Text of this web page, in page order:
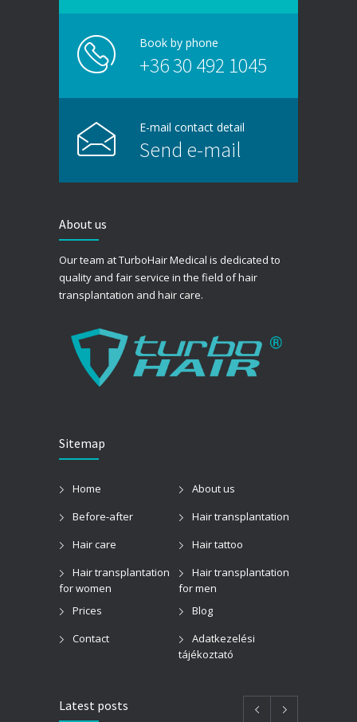
Book by phone
+36 30 492 1045
E-mail contact detail
Send e-mail
About us
Our team at TurboHair Medical is dedicated to
quality and fair service in the field of hair
transplantation and hair care.
Sitemap
Home
About us
Before-after
Hair transplantation
Hair care
Hair tattoo
Hair transplantation
for women
Hair transplantation
for men
Prices
Blog
Contact
Adatkezelési
tájékoztató
Latest posts